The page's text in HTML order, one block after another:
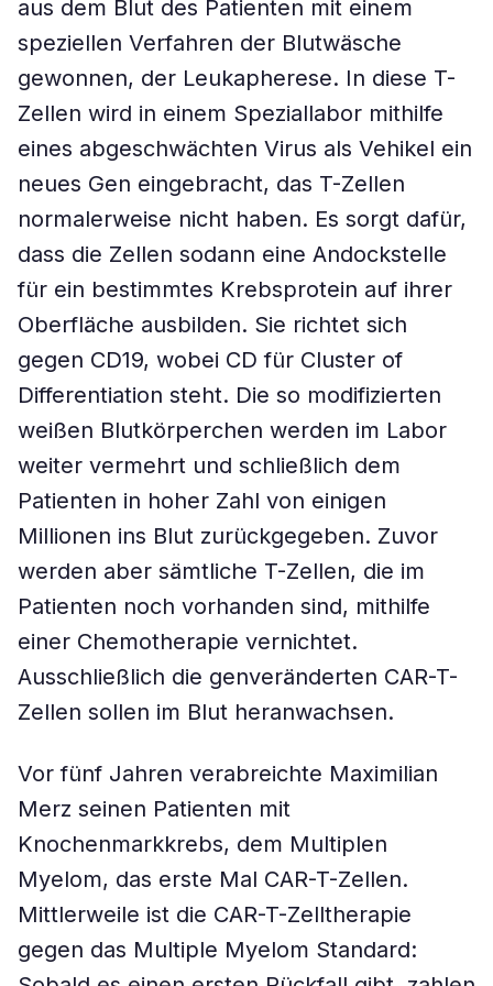
aus dem Blut des Patienten mit einem
speziellen Verfahren der Blutwäsche
gewonnen, der Leukapherese. In diese T-
Zellen wird in einem Speziallabor mithilfe
eines abgeschwächten Virus als Vehikel ein
neues Gen eingebracht, das T-Zellen
normalerweise nicht haben. Es sorgt dafür,
dass die Zellen sodann eine Andockstelle
für ein bestimmtes Krebsprotein auf ihrer
Oberfläche ausbilden. Sie richtet sich
gegen CD19, wobei CD für Cluster of
Differentiation steht. Die so modifizierten
weißen Blutkörperchen werden im Labor
weiter vermehrt und schließlich dem
Patienten in hoher Zahl von einigen
Millionen ins Blut zurückgegeben. Zuvor
werden aber sämtliche T-Zellen, die im
Patienten noch vorhanden sind, mithilfe
einer Chemotherapie vernichtet.
Ausschließlich die genveränderten CAR-T-
Zellen sollen im Blut heranwachsen.
Vor fünf Jahren verabreichte Maximilian
Merz seinen Patienten mit
Knochenmarkkrebs, dem Multiplen
Myelom, das erste Mal CAR-T-Zellen.
Mittlerweile ist die CAR-T-Zelltherapie
gegen das Multiple Myelom Standard: